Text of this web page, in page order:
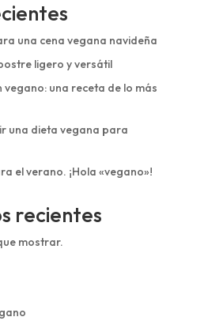
una cena vegana navideña
ligero y versátil
una receta de lo más
una dieta vegana para
el verano. ¡Hola «vegano»!
recientes
mostrar.